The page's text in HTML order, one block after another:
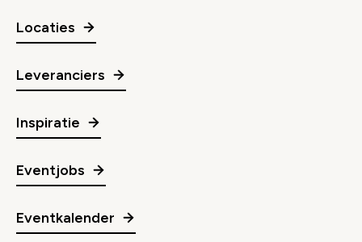
Locaties
Leveranciers
Inspiratie
Eventjobs
Eventkalender